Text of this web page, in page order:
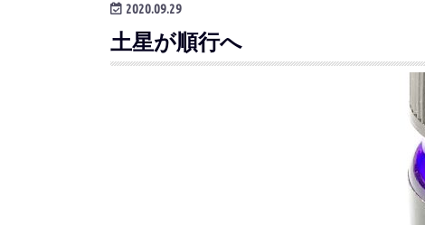
2020.09.29
土星が順行へ